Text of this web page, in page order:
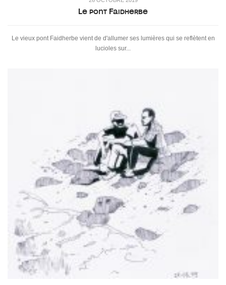
Le pont Faidherbe
Le vieux pont Faidherbe vient de d'allumer ses lumières qui se reflètent en
lucioles sur...